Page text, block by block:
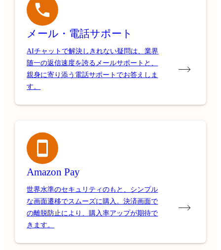
メール・電話サポート
AIチャットで解決しきれない疑問は、業界
随一の返信速度を誇るメールサポートと、
親身に寄り添う電話サポートでお答えしま
す。
Amazon Pay
世界水準のセキュリティのもと、シンプル
な画面遷移でスムーズに購入。決済画面で
の離脱防止により、購入率アップが期待で
きます。